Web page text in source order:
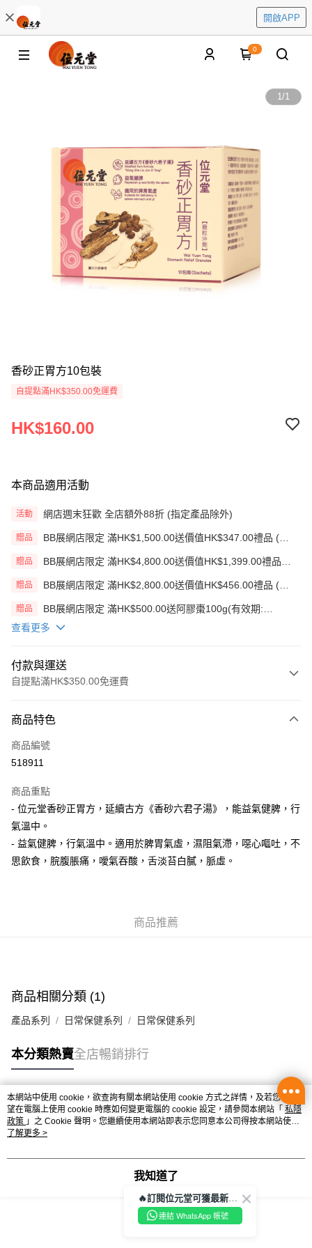
開啟APP
0
1/1
香砂正胃方10包裝
自提點滿HK$350.00免運費
HK$160.00
本商品適用活動
活動 網店週末狂歡 全店額外88折 (指定產品除外)
贈品
BB展網店限定 滿HK$1,500.00送價值HK$347.00禮品 (贈
贈品
BB展網店限定 滿HK$4,800.00送價值HK$1,399.00禮品
贈品
BB展網店限定 滿HK$2,800.00送價值HK$456.00禮品 (贈
贈品
BB展網店限定 滿HK$500.00送阿膠棗100g(有效期:
12/12/26)(贈品)(送完即止）
查看更多
付款與運送
自提點滿HK$350.00免運費
信用卡
AlipayHK
WeChat Pay
送貨方式
順豐自助櫃
每筆HK$50.00，滿HK$350.00或以上免運費
付款後門市自取
每筆HK$50.00，滿HK$300.00或以上免運費
商品特色
商品編號
518911
商品重點
- 位元堂香砂正胃方，延續古方《香砂六君子湯》，能益氣健脾，行
氣溫中。
- 益氣健脾，行氣溫中。適用於脾胃氣虛，濕阻氣滯，噁心嘔吐，不
思飲食，脘腹脹痛，噯氣吞酸，舌淡苔白膩，脈虛。
商品推薦
商品相關分類 (1)
產品系列 日常保健系列 日常保健系列
本分類熱賣全店暢銷排行
熱門標籤
熱銷排行
本網站中使用 cookie，欲查詢有關本網站使用 cookie 方式之詳情，及若您不希
望在電腦上使用 cookie 時應如何變更電腦的 cookie 設定，請參閱本網站「 私隱
政策 」之 Cookie 聲明。您繼續使用本網站即表示您同意本公司得按本網站使用
條款之 Cookie 聲明使用 cookie。
了解更多 >
我知道了
🔥訂閱位元堂可獲最新優惠及活動資訊🔥
連結 WhatsApp 帳號